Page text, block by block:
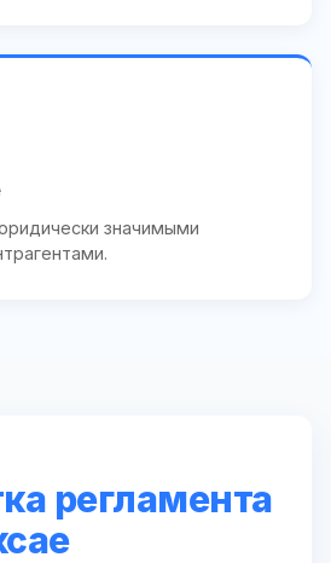
значимыми
регламента